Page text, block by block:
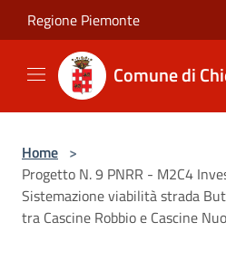
Salta al contenuto principale
Regione Piemonte
Comune di
Home >
Progetto N. 9 PNRR - M2C4
Sistemazione viabilità strada
tra Cascine Robbio e Cascine